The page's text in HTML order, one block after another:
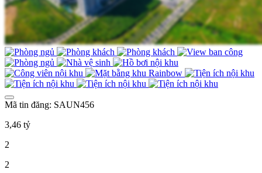
Mã tin đăng: SAUN456
3,46 tỷ
2
2